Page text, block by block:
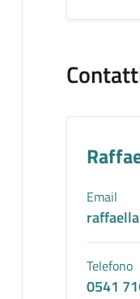
Email
Telefono
0541